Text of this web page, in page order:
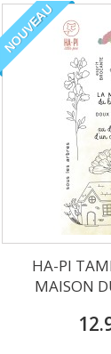
NOUVEAU
HA-PI
MAISON